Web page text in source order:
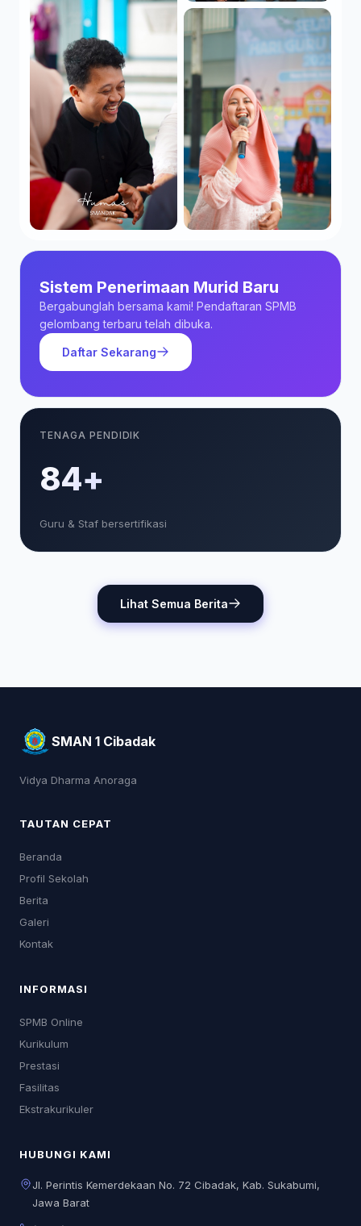
Sistem Penerimaan Murid Baru
Bergabunglah bersama kami! Pendaftaran SPMB
gelombang terbaru telah dibuka.
Daftar Sekarang
TENAGA PENDIDIK
85+
Guru & Staf bersertifikasi
Lihat Semua Berita
SMAN 1 Cibadak
Vidya Dharma Anoraga
TAUTAN CEPAT
Beranda
Profil Sekolah
Berita
Galeri
Kontak
INFORMASI
SPMB Online
Kurikulum
Prestasi
Fasilitas
Ekstrakurikuler
HUBUNGI KAMI
Jl. Perintis Kemerdekaan No. 72 Cibadak, Kab. Sukabumi,
Jawa Barat